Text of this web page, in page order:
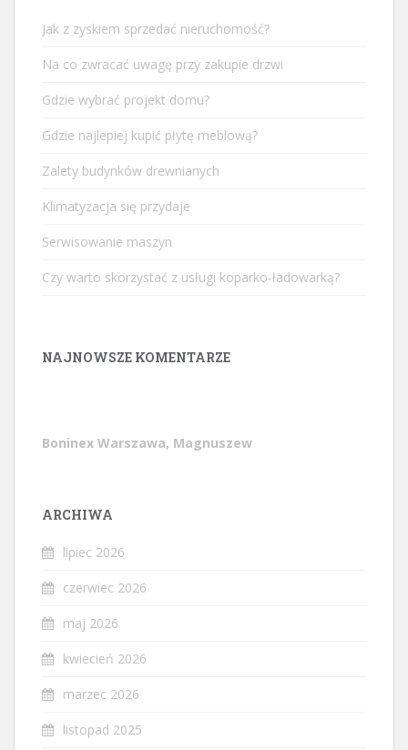
Jak z zyskiem sprzedać nieruchomość?
Na co zwracać uwagę przy zakupie drzwi
Gdzie wybrać projekt domu?
Gdzie najlepiej kupić płytę meblową?
Zalety budynków drewnianych
Klimatyzacja się przydaje
Serwisowanie maszyn
Czy warto skorzystać z usługi koparko-ładowarką?
NAJNOWSZE KOMENTARZE
Boninex Warszawa, Magnuszew
ARCHIWA
lipiec 2026
czerwiec 2026
maj 2026
kwiecień 2026
marzec 2026
listopad 2025